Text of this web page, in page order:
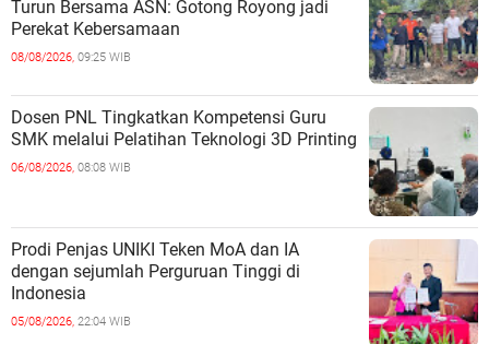
Turun Bersama ASN: Gotong Royong jadi
Perekat Kebersamaan
08/08/2026, 09:25 WIB
Dosen PNL Tingkatkan Kompetensi Guru
SMK melalui Pelatihan Teknologi 3D Printing
06/08/2026, 08:08 WIB
Prodi Penjas UNIKI Teken MoA dan IA
dengan sejumlah Perguruan Tinggi di
Indonesia
05/08/2026, 22:04 WIB